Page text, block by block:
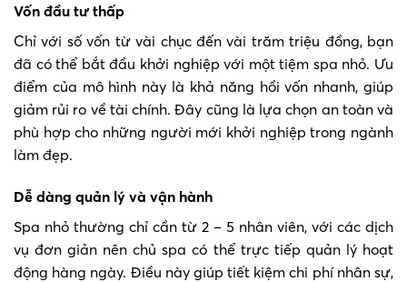
Vốn đầu tư thấp
Chỉ với số vốn từ vài chục đến vài trăm triệu đồng, bạn
đã có thể bắt đầu khởi nghiệp với một tiệm spa nhỏ. Ưu
điểm của mô hình này là khả năng hồi vốn nhanh, giúp
giảm rủi ro về tài chính. Đây cũng là lựa chọn an toàn và
phù hợp cho những người mới khởi nghiệp trong ngành
làm đẹp.
Dễ dàng quản lý và vận hành
Spa nhỏ thường chỉ cần từ 2 – 5 nhân viên, với các dịch
vụ đơn giản nên chủ spa có thể trực tiếp quản lý hoạt
động hàng ngày. Điều này giúp tiết kiệm chi phí nhân sự,